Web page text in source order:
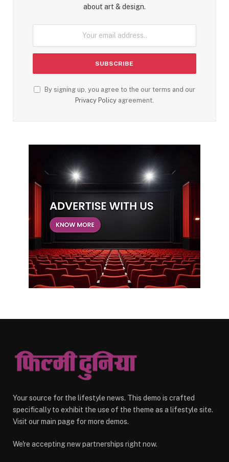
about art & design.
By signing up, you agree to the our terms and our
Privacy Policy agreement.
Your source for the lifestyle news. This demo is crafted
specifically to exhibit the use of the theme as a lifestyle site.
Visit our main page for more demos.
We're accepting new partnerships right now.